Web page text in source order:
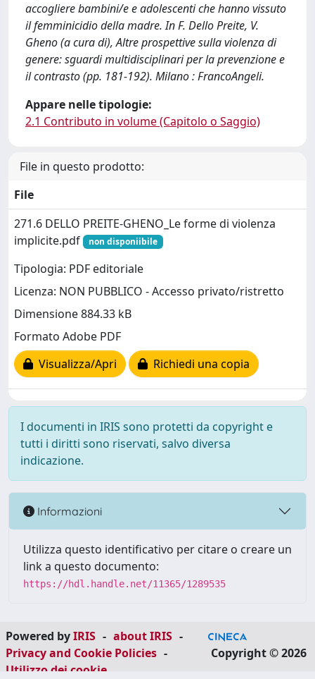
accogliere bambini/e e adolescenti che hanno vissuto
il femminicidio della madre. In F. Dello Preite, V.
Gheno (a cura di), Altre prospettive sulla violenza di
genere: sguardi multidisciplinari per la prevenzione e
il contrasto (pp. 181-192). Milano : FrancoAngeli.
Appare nelle tipologie:
2.1 Contributo in volume (Capitolo o Saggio)
File in questo prodotto:
File
271.6 DELLO PREITE-GHENO_Le forme di violenza
implicite.pdf
non disponiibile
Tipologia: PDF editoriale
Licenza: NON PUBBLICO - Accesso privato/ristretto
Dimensione 884.33 kB
Formato Adobe PDF
Visualizza/Apri
Richiedi una copia
I documenti in IRIS sono protetti da copyright e
tutti i diritti sono riservati, salvo diversa
indicazione.
Informazioni
Utilizza questo identificativo per citare o creare un
link a questo documento:
https://hdl.handle.net/11365/1289535
Powered byIRIS - about IRIS -
Privacy and Cookie Policies -
Utilizzo dei cookie
Copyright © 2026